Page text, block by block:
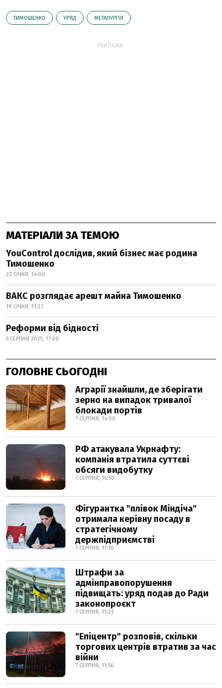
ТИМОШЕНКО УРЯД МЕТАЛУРГІЯ
РЕКЛАМА:
МАТЕРІАЛИ ЗА ТЕМОЮ
YouControl дослідив, який бізнес має родина
Тимошенко
23 СІЧНЯ, 14:00
ВАКС розглядає арешт майна Тимошенко
19 СІЧНЯ, 11:22
Реформи від бідності
5 СЕРПНЯ 2025, 17:00
ГОЛОВНЕ СЬОГОДНІ
Аграрії знайшли, де зберігати
зерно на випадок тривалої
блокади портів
7 СЕРПНЯ, 14:00
РФ атакувала Укрнафту:
компанія втратила суттєві
обсяги видобутку
7 СЕРПНЯ, 16:50
Фігурантка "плівок Міндіча"
отримала керівну посаду в
стратегічному
держпідприємстві
7 СЕРПНЯ, 17:10
Штрафи за
адмінправопорушення
підвищать: уряд подав до Ради
законопроєкт
7 СЕРПНЯ, 11:23
"Епіцентр" розповів, скільки
торгових центрів втратив за час
війни
7 СЕРПНЯ, 11:56